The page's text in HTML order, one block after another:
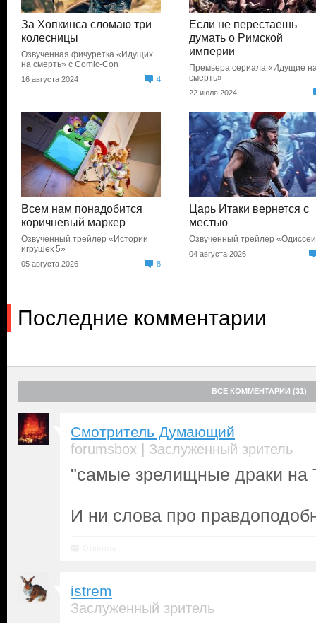
За Хопкинса сломаю три
колесницы
Озвученная фичуретка «Идущих
на смерть» с Comic-Con
16 августа 2024 4
Если не перестаешь
думать о Римской
империи
Премьера сериала «Идущие
смерть»
22 июля 2024
Всем нам понадобится
коричневый маркер
Озвученный трейлер «Истории
игрушек 5»
05 августа 2026 8
Царь Итаки вернется с
местью
Озвученный трейлер
04 августа 2026
Последние комментарии
ВСЕ КОММЕНТАРИИ (31)
Смотритель Думающий
forumsbox | Заслуженный зритель
"самые зрелищные драки на
И ни слова про
istrem
Заслуженный зритель